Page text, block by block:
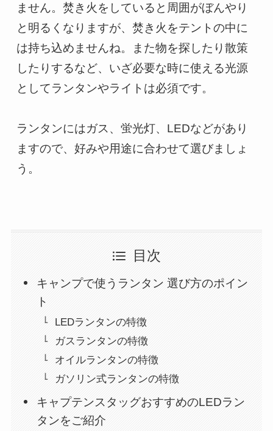
ません。焚き火をしていると周囲がぼんやり
と明るくなりますが、焚き火をテントの中に
は持ち込めませんね。また物を探したり散策
したりするなど、いざ必要な時に使える光源
としてランタンやライトは必須です。
ランタンにはガス、蛍光灯、LEDなどがあり
ますので、好みや用途に合わせて選びましょ
う。
目次
キャンプで使うランタン 選び方のポイン
ト
LEDランタンの特徴
ガスランタンの特徴
オイルランタンの特徴
ガソリン式ランタンの特徴
キャプテンスタッグおすすめのLEDラン
タンをご紹介